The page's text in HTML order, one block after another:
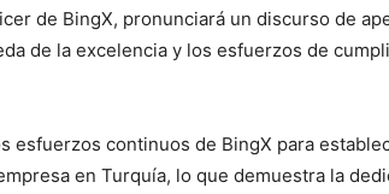
de BingX, pronunciará un discurso de
de la excelencia y los esfuerzos de
esfuerzos continuos de BingX para
en Turquía, lo que demuestra la